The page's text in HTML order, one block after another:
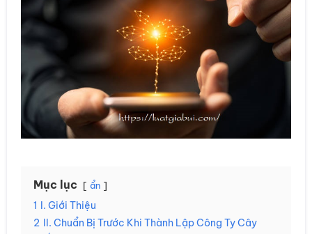
Mục lục ẩn
1 I. Giới Thiệu
2 II. Chuẩn Bị Trước Khi Thành Lập Công Ty Cây